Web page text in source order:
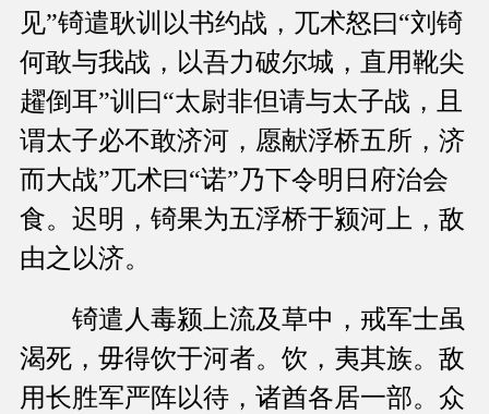
见”锜遣耿训以书约战，兀术怒曰“刘锜
何敢与我战，以吾力破尔城，直用靴尖
趯倒耳”训曰“太尉非但请与太子战，且
谓太子必不敢济河，愿献浮桥五所，济
而大战”兀术曰“诺”乃下令明日府治会
食。迟明，锜果为五浮桥于颍河上，敌
由之以济。
锜遣人毒颍上流及草中，戒军士虽
渴死，毋得饮于河者。饮，夷其族。敌
用长胜军严阵以待，诸酋各居一部。众